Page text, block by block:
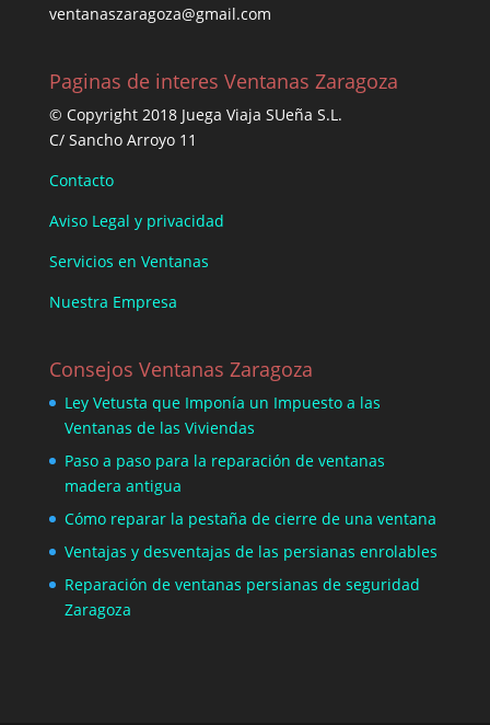
ventanaszaragoza@gmail.com
Paginas de interes Ventanas Zaragoza
© Copyright 2018 Juega Viaja SUeña S.L.
C/ Sancho Arroyo 11
Contacto
Aviso Legal y privacidad
Servicios en Ventanas
Nuestra Empresa
Consejos Ventanas Zaragoza
Ley Vetusta que Imponía un Impuesto a las
Ventanas de las Viviendas
Paso a paso para la reparación de ventanas
madera antigua
Cómo reparar la pestaña de cierre de una ventana
Ventajas y desventajas de las persianas enrolables
Reparación de ventanas persianas de seguridad
Zaragoza